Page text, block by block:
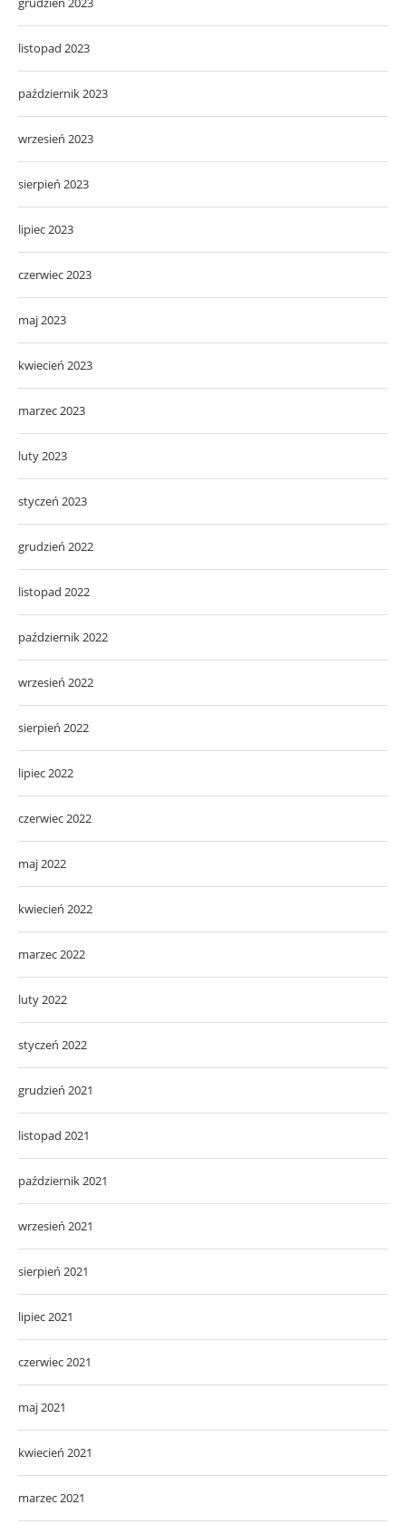
listopad 2023
październik 2023
wrzesień 2023
sierpień 2023
lipiec 2023
czerwiec 2023
maj 2023
kwiecień 2023
marzec 2023
luty 2023
styczeń 2023
grudzień 2022
listopad 2022
październik 2022
wrzesień 2022
sierpień 2022
lipiec 2022
czerwiec 2022
maj 2022
kwiecień 2022
marzec 2022
luty 2022
styczeń 2022
grudzień 2021
listopad 2021
październik 2021
wrzesień 2021
sierpień 2021
lipiec 2021
czerwiec 2021
maj 2021
kwiecień 2021
marzec 2021